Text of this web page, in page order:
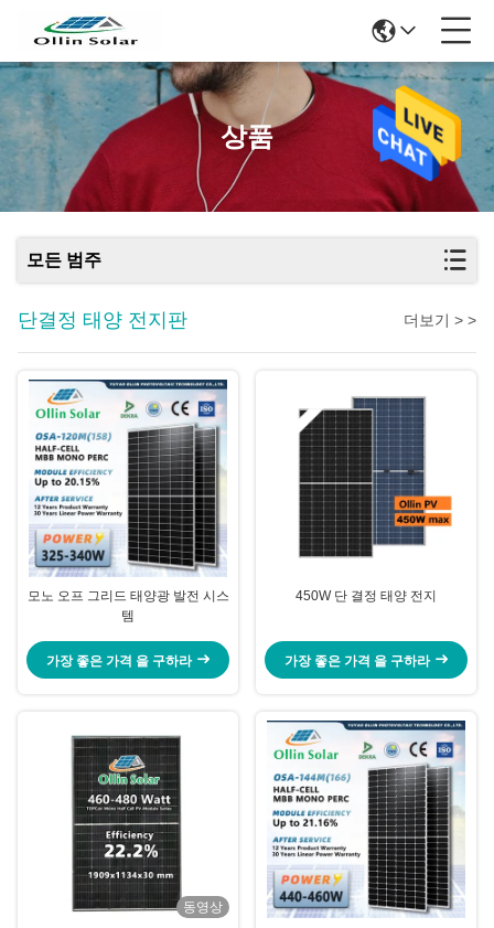
상품
모든 범주
단결정 태양 전지판 더보기 > >
모노 오프 그리드 태양광 발전 시스
템
가장 좋은 가격 을 구하라
450W 단 결정 태양 전지
가장 좋은 가격 을 구하라
동영상